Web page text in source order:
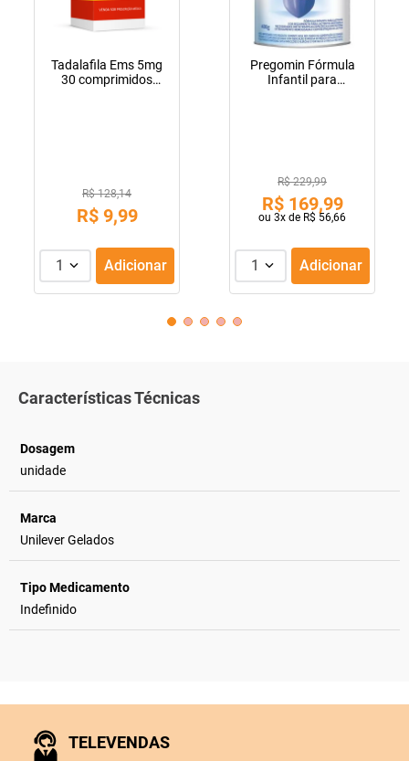
Tadalafila Ems 5mg
30 comprimidos
R$ 128,14
R$ 9,99
1 Adicionar
Pregomin Fórmula
Infantil para
R$ 229,99
R$ 169,99
ou 3x de R$ 56,66
1 Adicionar
Características Técnicas
Dosagem
unidade
Marca
Unilever Gelados
Tipo Medicamento
Indefinido
TELEVENDAS